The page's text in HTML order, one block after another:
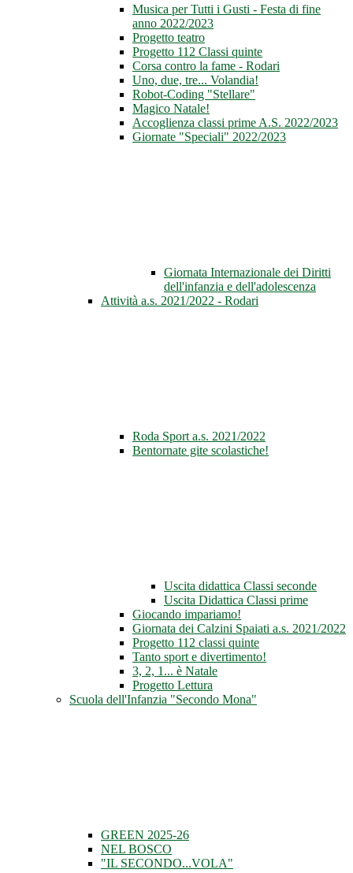
Musica per Tutti i Gusti - Festa di fine
anno 2022/2023
Progetto teatro
Progetto 112 Classi quinte
Corsa contro la fame - Rodari
Uno, due, tre... Volandia!
Robot-Coding "Stellare"
Magico Natale!
Accoglienza classi prime A.S. 2022/2023
Giornate "Speciali" 2022/2023
Giornata Internazionale dei Diritti
dell'infanzia e dell'adolescenza
Attività a.s. 2021/2022 - Rodari
Roda Sport a.s. 2021/2022
Bentornate gite scolastiche!
Uscita didattica Classi seconde
Uscita Didattica Classi prime
Giocando impariamo!
Giornata dei Calzini Spaiati a.s. 2021/2022
Progetto 112 classi quinte
Tanto sport e divertimento!
3, 2, 1... è Natale
Progetto Lettura
Scuola dell'Infanzia "Secondo Mona"
GREEN 2025-26
NEL BOSCO
"IL SECONDO...VOLA"